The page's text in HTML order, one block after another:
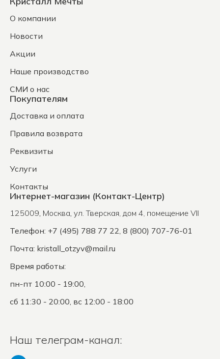
О компании
Новости
Акции
Наше производство
СМИ о нас
Покупателям
Доставка и оплата
Правила возврата
Реквизиты
Услуги
Контакты
Интернет-магазин (Контакт-Центр)
125009, Москва, ул. Тверская, дом 4, помещение VII
Телефон: +7 (495) 788 77 22, 8 (800) 707-76-01
Почта: kristall_otzyv@mail.ru
Время работы:
пн-пт 10:00 - 19:00,
сб 11:30 - 20:00, вс 12:00 - 18:00
Наш телеграм-канал: